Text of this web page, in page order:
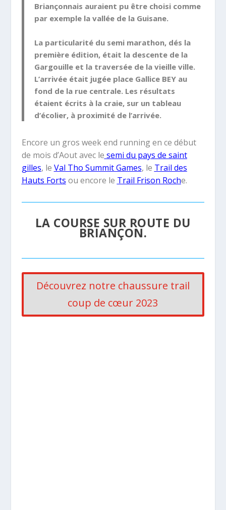
Briançonnais auraient pu être choisi comme
par exemple la vallée de la Guisane.
La particularité du semi marathon, dés la
première édition, était la descente de la
Gargouille et la traversée de la vieille ville.
L’arrivée était jugée place Gallice BEY au
fond de la rue centrale. Les résultats
étaient écrits à la craie, sur un tableau
d’écolier, à proximité de l’arrivée.
Encore un gros week end running en ce début
de mois d’Aout avec le semi du pays de saint
gilles, le Val Tho Summit Games, le Trail des
Hauts Forts ou encore le Trail Frison Roche.
LA COURSE SUR ROUTE DU
BRIANÇON.
Découvrez notre chaussure trail
coup de cœur 2023